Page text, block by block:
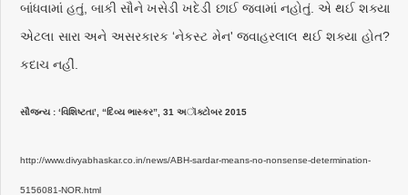
બાંધવામાં હતું, બાકી સૌને ખસેડી ખદેડી છાઈ જવામાં નહોતું. એ થઈ શક્યા
એટલા સારા અને અસરકારક ‘નેકસ્ટ મેન' જવાહરલાલ થઈ શક્યા હોત?
કદાચ નહીં.
સૌજન્ય : ‘વિશિષ્ટતા’, “દિવ્ય ભાસ્કર”, 31 અૉક્ટોબર 2015
http://www.divyabhaskar.co.in/news/ABH-sardar-means-no-nonsense-determination-
5156081-NOR.html